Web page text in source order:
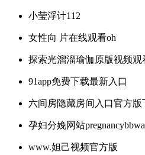
小莹浮计112
女性向 片在线观看oh
探索光溜溜瑜伽原版视频观
91app免费下载最新入口
六间房隐藏房间入口官方版
孕妇分娩网站
www.妲己视频官方版